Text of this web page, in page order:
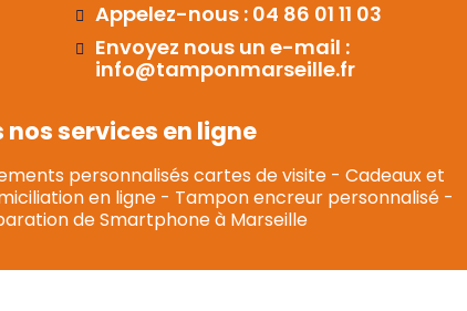
Appelez-nous : 04 86 01 11 03
Envoyez nous un e-mail :
info@tamponmarseille.fr
services en ligne
personnalisés cartes de visite- Cadeaux et
en ligne - Tampon encreur personnalisé -
de Smartphone à Marseille